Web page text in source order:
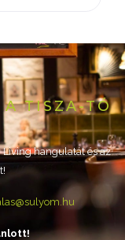
A TISZA-TÓ
hangulatát és az